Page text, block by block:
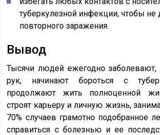
туберкулезной инфекции, чтобы не
повторного заражения.
Вывод
Тысячи людей ежегодно заболевают,
рук, начинают бороться с
продолжают жить полноценной
строят карьеру и личную жизнь,
70% случаев грамотно подобранное
справиться с болезнью и ее